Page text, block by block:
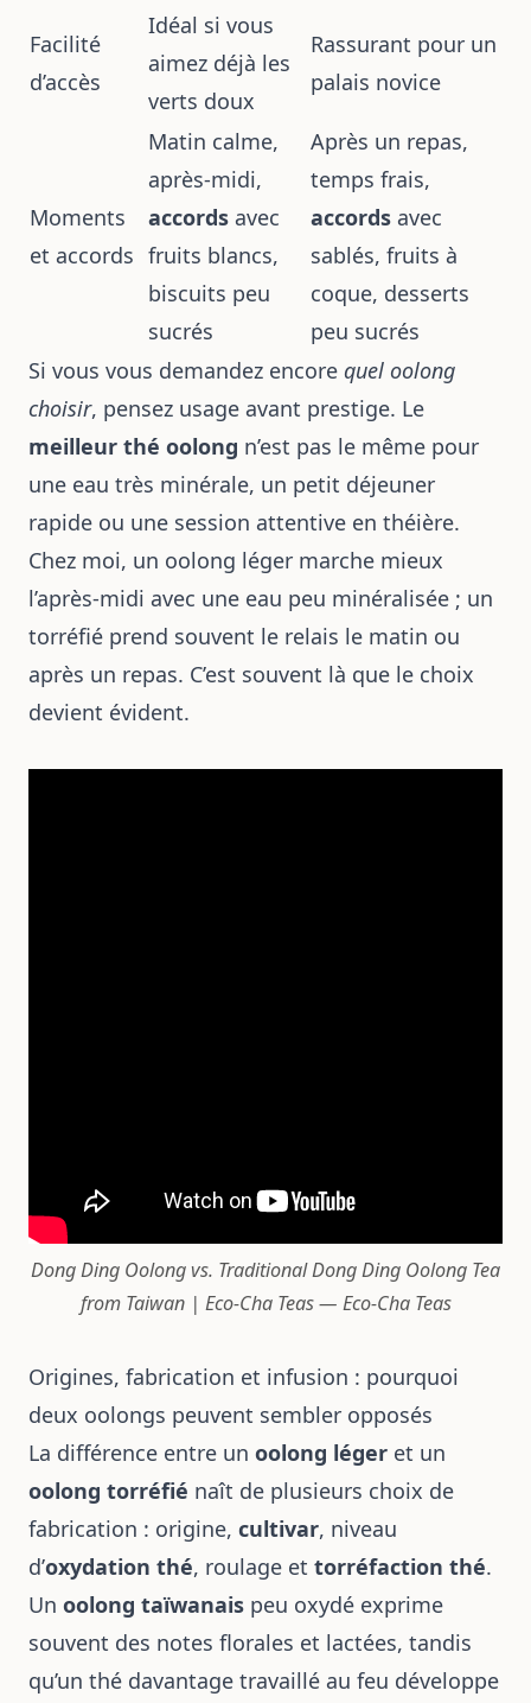
Facilité
d’accès
Idéal si vous
aimez déjà les
verts doux
Rassurant pour un
palais novice
Moments
et accords
Matin calme,
après-midi,
accords avec
fruits blancs,
biscuits peu
sucrés
Après un repas,
temps frais,
accords avec
sablés, fruits à
coque, desserts
peu sucrés
Si vous vous demandez encore quel oolong
choisir, pensez usage avant prestige. Le
meilleur thé oolong n’est pas le même pour
une eau très minérale, un petit déjeuner
rapide ou une session attentive en théière.
Chez moi, un oolong léger marche mieux
l’après-midi avec une eau peu minéralisée ; un
torréfié prend souvent le relais le matin ou
après un repas. C’est souvent là que le choix
devient évident.
Dong Ding Oolong vs. Traditional Dong Ding Oolong Tea
from Taiwan | Eco-Cha Teas — Eco-Cha Teas
Origines, fabrication et infusion : pourquoi
deux oolongs peuvent sembler opposés
La différence entre un oolong léger et un
oolong torréfié naît de plusieurs choix de
fabrication : origine, cultivar, niveau
d’oxydation thé, roulage et torréfaction thé.
Un oolong taïwanais peu oxydé exprime
souvent des notes florales et lactées, tandis
qu’un thé davantage travaillé au feu développe